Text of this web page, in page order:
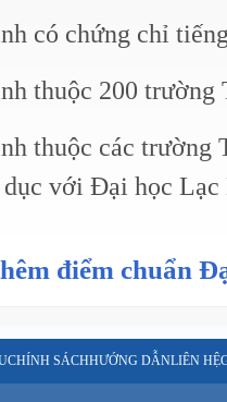
có chứng chỉ
thuộc 200 trường
thuộc các trường
với Đại học Lạc
điểm chuẩn
CHÍNH SÁCHHƯỚNG DẪNLIÊN HỆ